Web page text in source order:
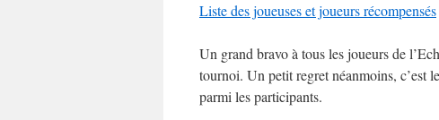
Liste des joueuses et joueurs récompensés
Un grand bravo à tous les joueurs de
tournoi. Un petit regret néanmoins, c’est
parmi les participants.